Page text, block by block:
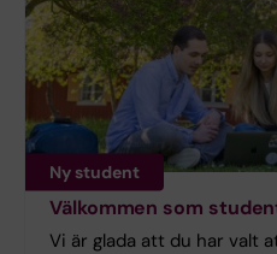
Ny student
Välkommen som
Vi är glada att du har valt